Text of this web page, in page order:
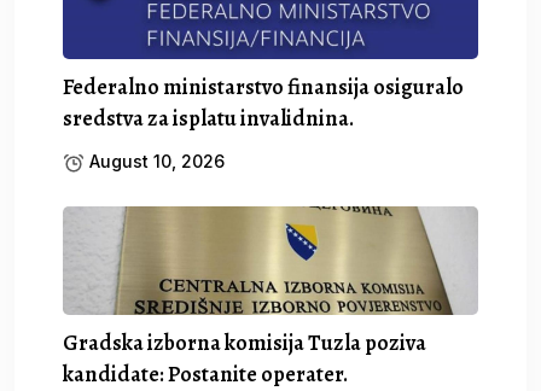
Federalno ministarstvo finansija osiguralo
sredstva za isplatu invalidnina.
August 10, 2026
Gradska izborna komisija Tuzla poziva
kandidate: Postanite operater.